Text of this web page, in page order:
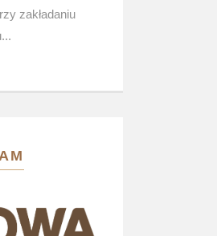
zakładaniu